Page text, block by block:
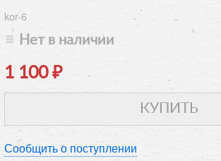
kor-6
Нет в наличии
1 100 ₽
Сообщить о поступлении